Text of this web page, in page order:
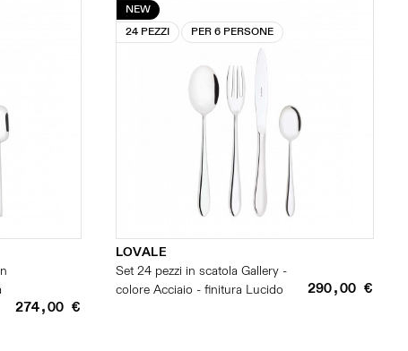
274,00 €
NEW
24 PEZZI
PER 6 PERSONE
LOVALE
Set 24 pezzi in scatola Gallery -
colore Acciaio - finitura Lucido
290,00 €